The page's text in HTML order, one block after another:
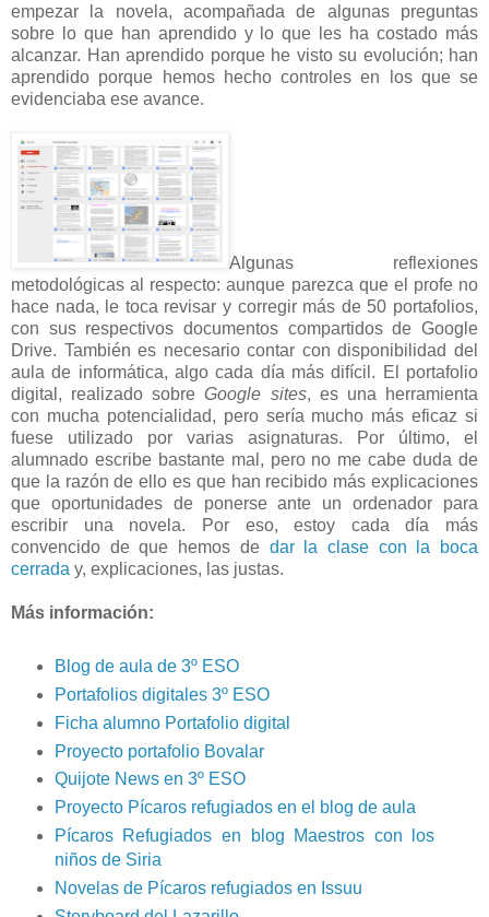
empezar la novela, acompañada de algunas preguntas
sobre lo que han aprendido y lo que les ha costado más
alcanzar. Han aprendido porque he visto su evolución; han
aprendido porque hemos hecho controles en los que se
evidenciaba ese avance.
Algunas reflexiones
metodológicas al respecto: aunque parezca que el profe no
hace nada, le toca revisar y corregir más de 50 portafolios,
con sus respectivos documentos compartidos de Google
Drive. También es necesario contar con disponibilidad del
aula de informática, algo cada día más difícil. El portafolio
digital, realizado sobreGoogle sites, es una herramienta
con mucha potencialidad, pero sería mucho más eficaz si
fuese utilizado por varias asignaturas. Por último, el
alumnado escribe bastante mal, pero no me cabe duda de
que la razón de ello es que han recibido más explicaciones
que oportunidades de ponerse ante un ordenador para
escribir una novela. Por eso, estoy cada día más
convencido de que hemos de dar la clase con la boca
cerrada y, explicaciones, las justas.
Más información:
Blog de aula de 3º ESO
Portafolios digitales 3º ESO
Ficha alumno Portafolio digital
Proyecto portafolio Bovalar
Quijote News en 3º ESO
Proyecto Pícaros refugiados en el blog de aula
Pícaros Refugiados en blog Maestros con los
niños de Siria
Novelas de Pícaros refugiados en Issuu